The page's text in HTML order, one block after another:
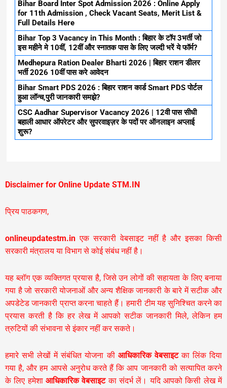
Bihar Board Inter Spot Admission 2026 : Online Apply
for 11th Admission , Check Vacant Seats, Merit List &
Full Details Here
Bihar Top 3 Vacancy in This Month : बिहार के टॉप 3भर्ती जो
इस महीने मे 10वीं, 12वीं और स्नातक पास के लिए जल्दी भरें ये फॉर्म?
Medhepura Ration Dealer Bharti 2026 | बिहार राशन डीलर
भर्ती 2026 10वीं पास करे आवेदन
Bihar Smart PDS 2026 : बिहार राशन कार्ड Smart PDS पोर्टल
हुआ लॉन्च,पुरी जानकारी समझे?
CSC Aadhar Supervisor Vacancy 2026 | 12वी पास सीधी
बहाली आधार ऑपरेटर और सुपरवाइज़र के पदों पर ऑनलाइन अप्लाई
शुरू?
Disclaimer for Online Update STM.IN
प्रिय पाठकगण,
onlineupdatestm.in एक सरकारी वेबसाइट नहीं है और इसका किसी
सरकारी मंत्रालय या विभाग से कोई संबंध नहीं है।
यह ब्लॉग एक व्यक्तिगत प्रयास है, जिसे उन लोगों की सहायता के लिए बनाया
गया है जो सरकारी योजनाओं और अन्य शैक्षिक जानकारी के बारे में सटीक और
अपडेटेड जानकारी प्राप्त करना चाहते हैं। हमारी टीम यह सुनिश्चित करने का
प्रयास करती है कि हर लेख में आपको सटीक जानकारी मिले, लेकिन हम
त्रुटियों की संभावना से इंकार नहीं कर सकते।
हमारे सभी लेखों में संबंधित योजना की आधिकारिक वेबसाइटका लिंक दिया
गया है, और हम आपसे अनुरोध करते हैं कि आप जानकारी को सत्यापित करने
के लिए हमेशा आधिकारिक वेबसाइटका संदर्भ लें। यदि आपको किसी लेख में